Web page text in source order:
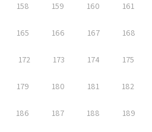
158 159 160 161
165 166 167 168
172 173 174 175
179 180 181 182
186 187 188 189